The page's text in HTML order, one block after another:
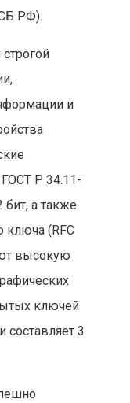
РФ).
и
Р 34.11-
а также
ключа (RFC
высокую
ключей
составляет 3